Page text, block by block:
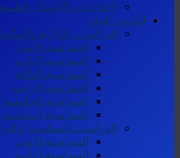
الإنتاجات والأعمال العلمية
القانون العام
الدراسات الإدارية والمالية
السداسية الأولى
السداسية الثانية
السداسية الثالثة
السداسية الرابعة
السداسية الخامسة
السداسية السادسة
الدراسات السياسية
السداسية الأولى
السداسية الثانية